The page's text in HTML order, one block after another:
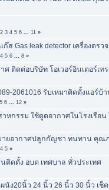
2 3 4 5 6 11 »
ก๊ส Gas leak detector เครื่องตรว
4 5 6 8 »
ศ ติดต่อบริษัท โอเวอร์อินเตอร์เท
2061016 รับเหมาติดตั้งแอร์บ้
5 6 12 »
หกรรม ใช้ดูดอากาศในโรงเรือน
ยอากาศปลูกกัญชา ทนทาน คุณ
4 5 »
ติดตั้ง อบต เทศบาล ทั่วประเทศ
ง20นิ้ว 24 นิ้ว 26 นิ้ว 30 นิ้ว เช็